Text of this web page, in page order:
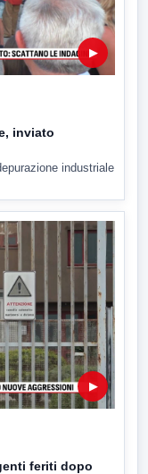
▶
inviato
industriale
▶
feriti dopo